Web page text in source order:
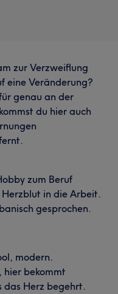
zur Verzweiflung
eine Veränderung?
genau an der
du hier auch
zum Beruf
in die Arbeit.
gesprochen.
modern.
hier bekommt
das Herz begehrt.